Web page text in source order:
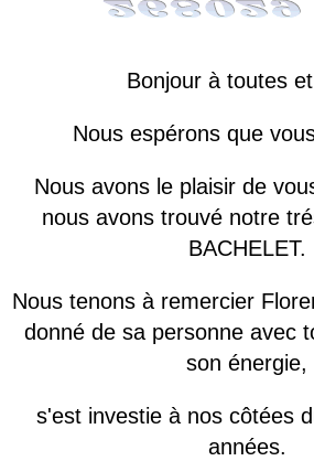
Bonjour à toutes
Nous espérons que
Nous avons le plaisir de
nous avons trouvé notre
BACHELET.
Nous tenons à remercier
donné de sa personne avec
son énergie,
s'est investie à nos côtées
années.